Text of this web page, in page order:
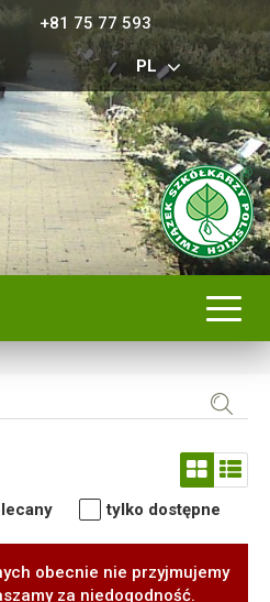
+81 75 77 593
PL
tylko dostępne
obecnie nie przyjmujemy
za niedogodność.